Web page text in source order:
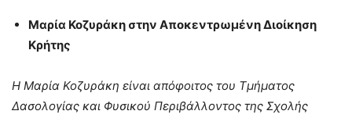
Μαρία Κοζυράκη στην Αποκεντρωμένη Διοίκηση
Κρήτης
Η Μαρία Κοζυράκη είναι απόφοιτος του Τμήματος
Δασολογίας και Φυσικού Περιβάλλοντος της Σχολής